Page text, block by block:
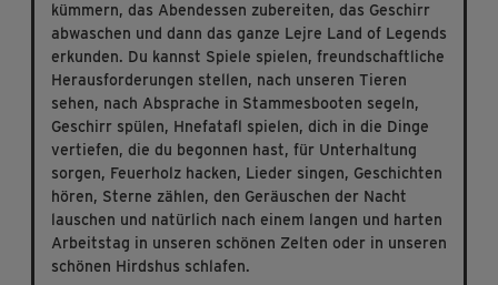
kümmern, das Abendessen zubereiten, das Geschirr
abwaschen und dann das ganze Lejre Land of Legends
erkunden. Du kannst Spiele spielen, freundschaftliche
Herausforderungen stellen, nach unseren Tieren
sehen, nach Absprache in Stammesbooten segeln,
Geschirr spülen, Hnefatafl spielen, dich in die Dinge
vertiefen, die du begonnen hast, für Unterhaltung
sorgen, Feuerholz hacken, Lieder singen, Geschichten
hören, Sterne zählen, den Geräuschen der Nacht
lauschen und natürlich nach einem langen und harten
Arbeitstag in unseren schönen Zelten oder in unseren
schönen Hirdshus schlafen.